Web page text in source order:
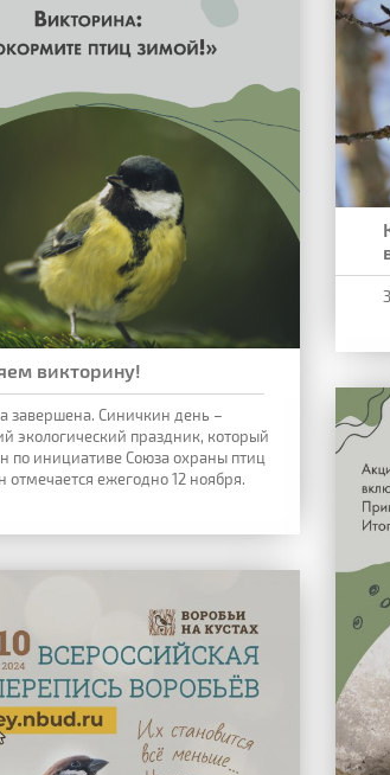
викторину!
завершена. Синичкин день –
экологический праздник, который
по инициативе Союза охраны птиц
отмечается ежегодно 12 ноября.